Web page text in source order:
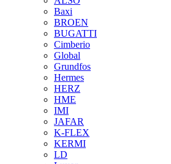
Baxi
BROEN
BUGATTI
Cimberio
Global
Grundfos
Hermes
HERZ
HME
IMI
JAFAR
K-FLEX
KERMI
LD